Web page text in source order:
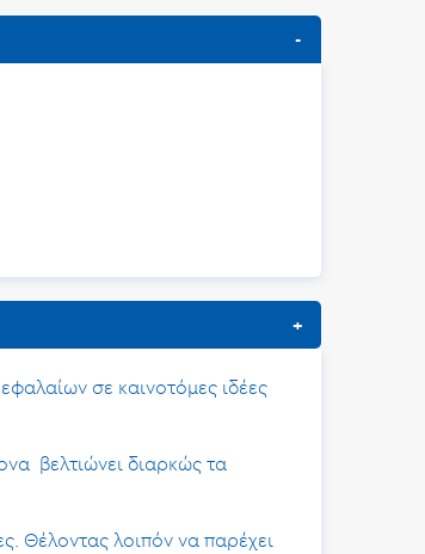
σε καινοτόμες ιδέες
βελτιώνει διαρκώς τα
Θέλοντας λοιπόν να παρέχει